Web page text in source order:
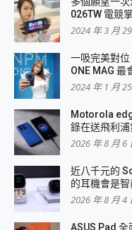
026TW 電競
2024 年 3 月
一吸完美對
ONE MAG 最
2024 年 1 月
Motorola
錄在送飛利
2026 年 8 月 6
近八千元的
的耳機會是
2026 年 8 月 4
ASUS Pad